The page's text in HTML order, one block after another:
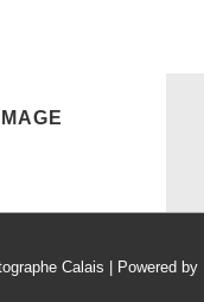
Calais | Powered by